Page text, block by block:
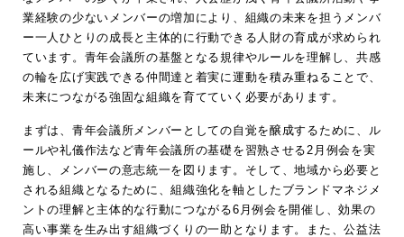
業経験の少ないメンバーの増加により、組織の未来を担うメンバ
ー一人ひとりの成長と主体的に行動できる人財の育成が求められ
ています。青年会議所の基盤となる規律やルールを理解し、共感
の輪を広げ実践できる仲間達と着実に運動を積み重ねることで、
未来につながる強固な組織を育てていく必要があります。
まずは、青年会議所メンバーとしての自覚を醸成するために、ル
ールや礼儀作法など青年会議所の基礎を習熟させる2月例会を実
施し、メンバーの意志統一を図ります。そして、地域から必要と
される組織となるために、組織強化を軸としたブランドマネジメ
ントの理解と主体的な行動につながる6月例会を開催し、効果の
高い事業を生み出す組織づくりの一助となります。また、公益法